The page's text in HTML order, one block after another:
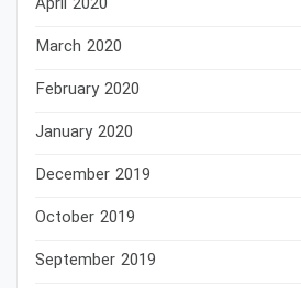
March 2020
February 2020
January 2020
December 2019
October 2019
September 2019